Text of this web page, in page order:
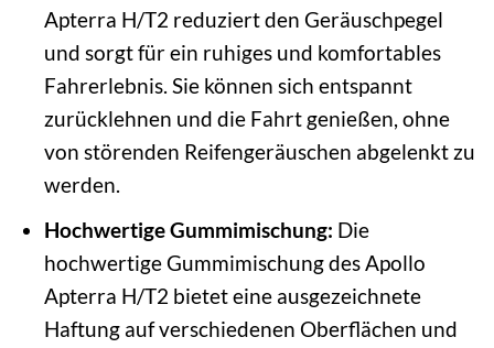
Apterra H/T2 reduziert den Geräuschpegel
und sorgt für ein ruhiges und komfortables
Fahrerlebnis. Sie können sich entspannt
zurücklehnen und die Fahrt genießen, ohne
von störenden Reifengeräuschen abgelenkt zu
werden.
Hochwertige Gummimischung: Die
hochwertige Gummimischung des Apollo
Apterra H/T2 bietet eine ausgezeichnete
Haftung auf verschiedenen Oberflächen und